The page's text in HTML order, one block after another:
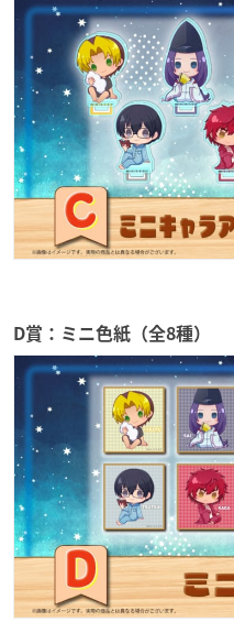
D賞：ミニ色紙（全8種）